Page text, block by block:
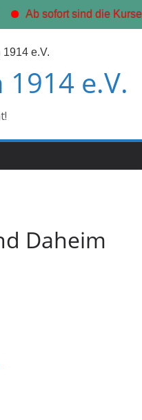
Ab sofort sind die
1914 e.V.
Daheim